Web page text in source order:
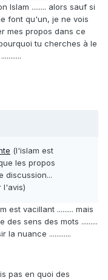
Islam ........ alors sauf si
font qu'un, je ne vois
mes propos dans ce
tu cherches à le
(l'islam est
les propos
discussion...
l'avis)
est vacillant ......... mais
des sens des mots .........
la nuance ............
pas en quoi des